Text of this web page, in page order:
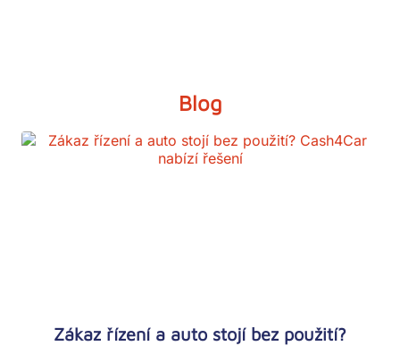
Blog
Zákaz řízení a auto stojí bez použití?